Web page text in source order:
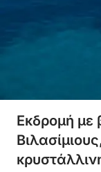
Εκδρομή με